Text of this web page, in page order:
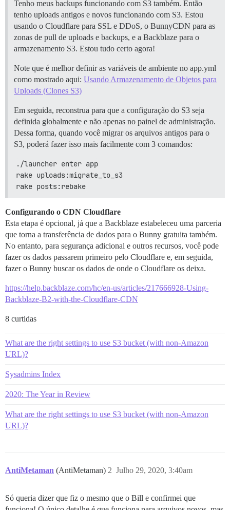
Tenho meus backups funcionando com S3 também. Então
tenho uploads antigos e novos funcionando com S3. Estou
usando o Cloudflare para SSL e DDoS, o BunnyCDN para as
zonas de pull de uploads e backups, e a Backblaze para o
armazenamento S3. Estou tudo certo agora!
Note que é melhor definir as variáveis de ambiente no app.yml
como mostrado aqui: Usando Armazenamento de Objetos para
Uploads (Clones S3)
Em seguida, reconstrua para que a configuração do S3 seja
definida globalmente e não apenas no painel de administração.
Dessa forma, quando você migrar os arquivos antigos para o
S3, poderá fazer isso mais facilmente com 3 comandos:
./launcher enter app
rake uploads:migrate_to_s3
rake posts:rebake
Configurando o CDN Cloudflare
Esta etapa é opcional, já que a Backblaze estabeleceu uma parceria
que torna a transferência de dados para o Bunny gratuita também.
No entanto, para segurança adicional e outros recursos, você pode
fazer os dados passarem primeiro pelo Cloudflare e, em seguida,
fazer o Bunny buscar os dados de onde o Cloudflare os deixa.
https://help.backblaze.com/hc/en-us/articles/217666928-Using-
Backblaze-B2-with-the-Cloudflare-CDN
8 curtidas
What are the right settings to use S3 bucket (with non-Amazon
URL)?
Sysadmins Index
2020: The Year in Review
What are the right settings to use S3 bucket (with non-Amazon
URL)?
AntiMetaman (AntiMetaman) Julho 29, 2020, 3:40am
2
Só queria dizer que fiz o mesmo que o Bill e confirmei que